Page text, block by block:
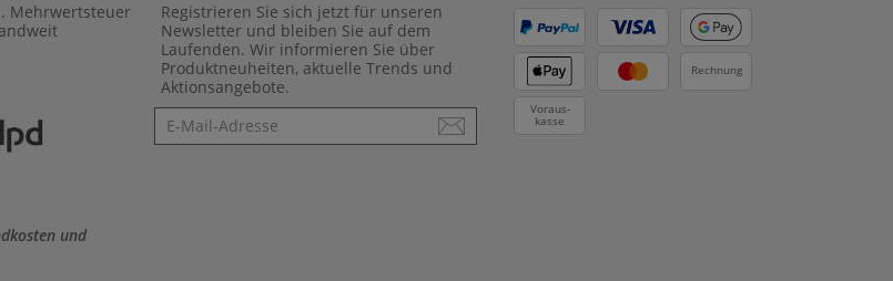
Mehrwertsteuer
und
Registrieren Sie sich jetzt für unseren
Newsletter und bleiben Sie auf dem
Laufenden. Wir informieren Sie über
Produktneuheiten, aktuelle Trends und
Aktionsangebote.
Newsletter
Rechnung
Voraus-
kasse